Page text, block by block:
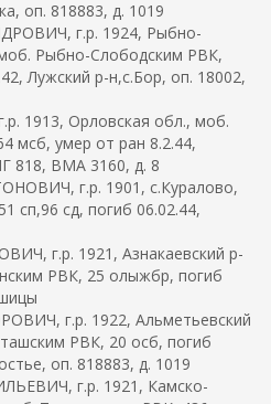
оп. 818883, д. 1019
г.р. 1924, Рыбно-
Рыбно-Слободским РВК,
Лужский р-н,с.Бор, оп. 18002,
1913, Орловская обл., моб.
мсб, умер от ран 8.2.44,
818, ВМА 3160, д. 8
г.р. 1901, с.Куралово,
сп,96 сд, погиб 06.02.44,
г.р. 1921, Азнакаевский р-
РВК, 25 олыжбр, погиб
г.р. 1922, Альметьевский
РВК, 20 осб, погиб
оп. 818883, д. 1019
г.р. 1921, Камско-